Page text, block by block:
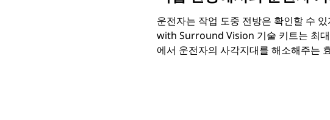
운전자는 작업 도중 전방은 확인할 수
with Surround Vision 기술 키트는 최
에서 운전자의 사각지대를 해소해주는